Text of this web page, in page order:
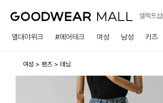
셀렉트샵
열대야위크 #에어테크 여성 남성 키즈
여성 팬츠 데님